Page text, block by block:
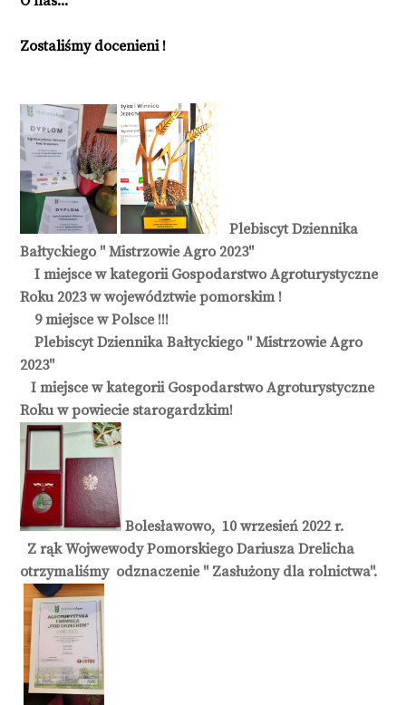
Zostaliśmy docenieni !
Plebiscyt Dziennika
Bałtyckiego " Mistrzowie Agro 2023"
I miejsce w kategorii Gospodarstwo Agroturystyczne
Roku 2023 w województwie pomorskim !
9 miejsce w Polsce !!!
Plebiscyt Dziennika Bałtyckiego '' Mistrzowie Agro
2023"
I miejsce w kategorii Gospodarstwo Agroturystyczne
Roku w powiecie starogardzkim!
Bolesławowo, 10 wrzesień 2022 r.
Z rąk Wojwewody Pomorskiego Dariusza Drelicha
otrzymaliśmy odznaczenie " Zasłużony dla rolnictwa".